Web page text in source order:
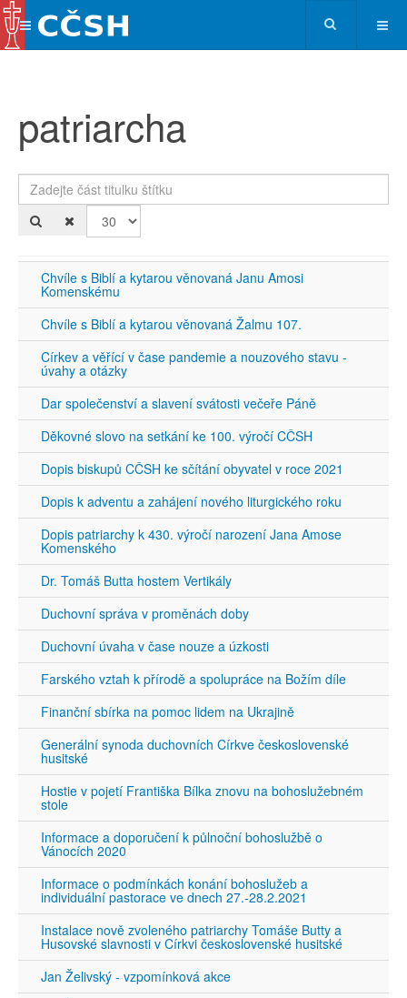
patriarcha
Zadejte část titulku štítku
Chvíle s Biblí a kytarou věnovaná Janu Amosi
Komenskému
Chvíle s Biblí a kytarou věnovaná Žalmu 107.
Církev a věřící v čase pandemie a nouzového stavu -
úvahy a otázky
Dar společenství a slavení svátosti večeře Páně
Děkovné slovo na setkání ke 100. výročí CČSH
Dopis biskupů CČSH ke sčítání obyvatel v roce 2021
Dopis k adventu a zahájení nového liturgického roku
Dopis patriarchy k 430. výročí narození Jana Amose
Komenského
Dr. Tomáš Butta hostem Vertikály
Duchovní správa v proměnách doby
Duchovní úvaha v čase nouze a úzkosti
Farského vztah k přírodě a spolupráce na Božím díle
Finanční sbírka na pomoc lidem na Ukrajině
Generální synoda duchovních Církve československé
husitské
Hostie v pojetí Františka Bílka znovu na bohoslužebném
stole
Informace a doporučení k půlnoční bohoslužbě o
Vánocích 2020
Informace o podmínkách konání bohoslužeb a
individuální pastorace ve dnech 27.-28.2.2021
Instalace nově zvoleného patriarchy Tomáše Butty a
Husovské slavnosti v Církvi československé husitské
Jan Želivský - vzpomínková akce